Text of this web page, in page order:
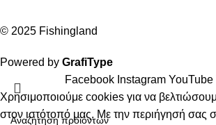
© 2025 Fishingland
Powered by GrafiType
Facebook Instagram YouTube
Χρησιμοποιούμε cookies για να
στον ιστότοπό μας. Με την περιήγησή σας